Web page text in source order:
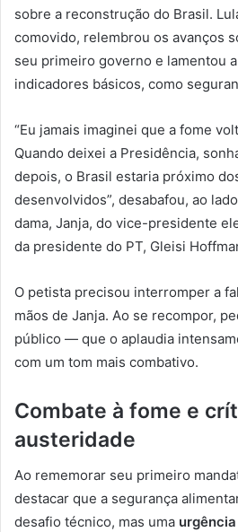
sobre a reconstrução do Brasil.
comovido, relembrou os avanços
seu primeiro governo e lamentou
indicadores básicos, como
“Eu jamais imaginei que a fome
Quando deixei a Presidência,
depois, o Brasil estaria próximo
desenvolvidos”, desabafou, ao
dama, Janja, do vice-presidente
da presidente do PT, Gleisi
O petista precisou interromper a
mãos de Janja. Ao se recompor,
público — que o aplaudia
com um tom mais combativo.
Combate à fome e
austeridade
Ao rememorar seu primeiro
destacar que a segurança
desafio técnico, mas uma